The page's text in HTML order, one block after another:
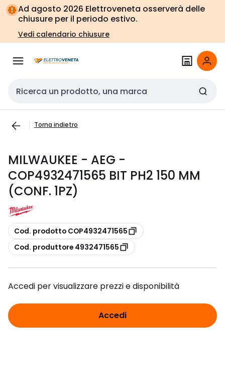
Vai alla
navigazione
Vai
alla
pagina
Ad agosto 2026 Elettroveneta osserverà delle
chiusure per il periodo estivo.
Vedi calendario chiusure
Cerca input
Torna indietro
MILWAUKEE - AEG -
COP4932471565 BIT PH2 150 MM
(CONF. 1PZ)
copia
Cod. prodotto COP4932471565
copia
Cod. produttore 4932471565
Accedi per visualizzare prezzi e disponibilità
Accedi